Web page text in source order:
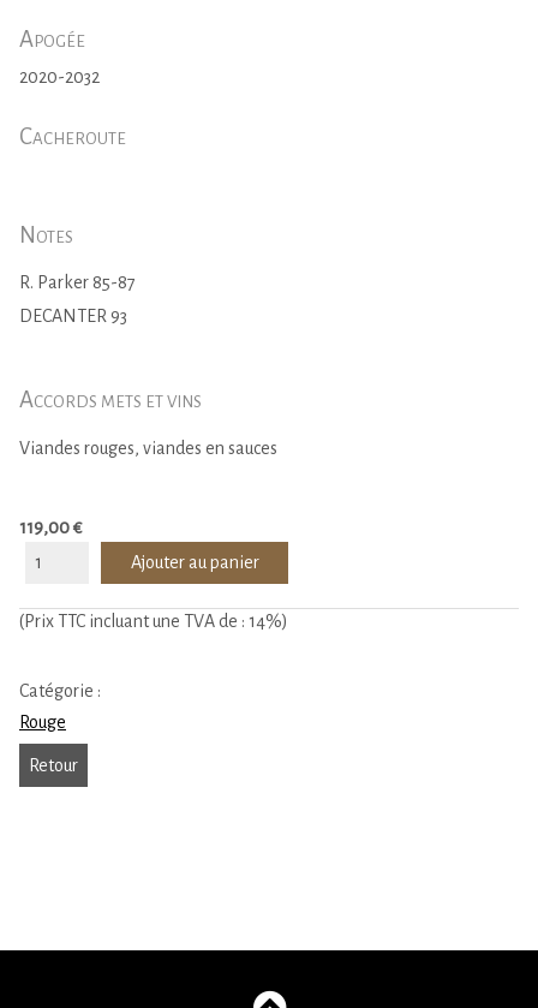
Apogée
2020-2032
Cacheroute
Notes
R. Parker 85-87
DECANTER 93
Accords mets et vins
Viandes rouges, viandes en sauces
119,00 €
(Prix TTC incluant une TVA de : 14%)
Catégorie :
Rouge
Retour